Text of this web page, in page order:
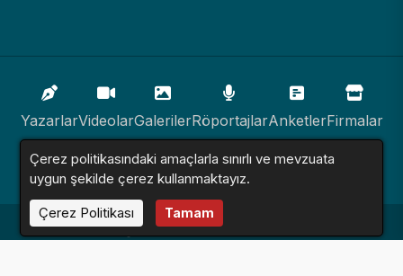
YazarlarVideolarGalerilerRöportajlarAnketlerFirmalar
İlanlarResmi İlanlarSitemap
Haber Sitesi © 2016 - 2024. Tüm Hakları Saklıdır.
Çerez politikasındaki amaçlarla sınırlı ve mevzuata
uygun şekilde çerez kullanmaktayız.
Çerez Politikası
Tamam